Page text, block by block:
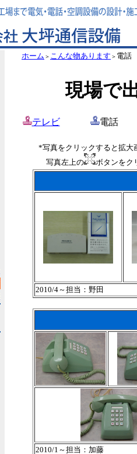
ホーム ＞ こんな物あります ＞ 電話
現場で
テレビ 電話
*写真をクリックすると拡大
写真左上の
ボタンをク
2010/4～担当：野田
2010/1～担当：加藤